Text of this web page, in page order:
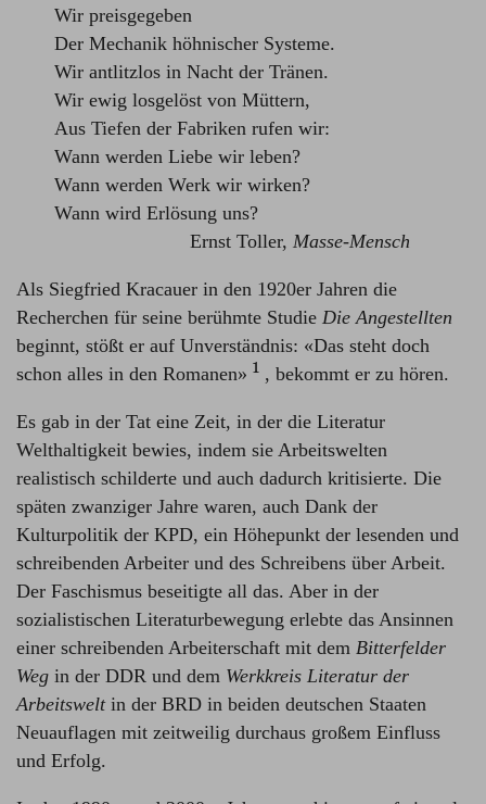
Wir preisgegeben
Der Mechanik höhnischer Systeme.
Wir antlitzlos in Nacht der Tränen.
Wir ewig losgelöst von Müttern,
Aus Tiefen der Fabriken rufen wir:
Wann werden Liebe wir leben?
Wann werden Werk wir wirken?
Wann wird Erlösung uns?
Ernst Toller, Masse-Mensch
Als Siegfried Kracauer in den 1920er Jahren die
Recherchen für seine berühmte Studie Die Angestellten
beginnt, stößt er auf Unverständnis: «Das steht doch
schon alles in den Romanen»⁠ 1 , bekommt er zu hören.
Es gab in der Tat eine Zeit, in der die Literatur
Welthaltigkeit bewies, indem sie Arbeitswelten
realistisch schilderte und auch dadurch kritisierte. Die
späten zwanziger Jahre waren, auch Dank der
Kulturpolitik der KPD, ein Höhepunkt der lesenden und
schreibenden Arbeiter und des Schreibens über Arbeit.
Der Faschismus beseitigte all das. Aber in der
sozialistischen Literaturbewegung erlebte das Ansinnen
einer schreibenden Arbeiterschaft mit dem Bitterfelder
Weg in der DDR und dem Werkkreis Literatur der
Arbeitsweltin der BRD in beiden deutschen Staaten
Neuauflagen mit zeitweilig durchaus großem Einfluss
und Erfolg.